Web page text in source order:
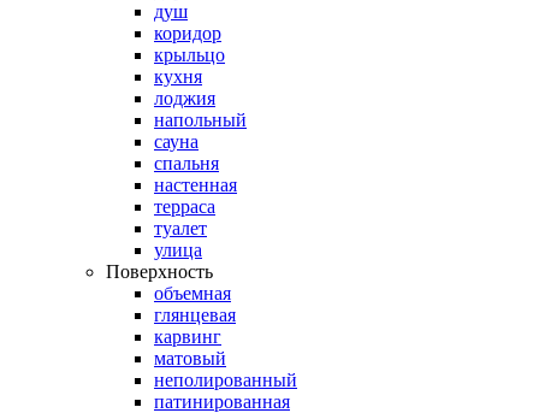
душ
коридор
крыльцо
кухня
лоджия
напольный
сауна
спальня
настенная
терраса
туалет
улица
Поверхность
объемная
глянцевая
карвинг
матовый
неполированный
патинированная